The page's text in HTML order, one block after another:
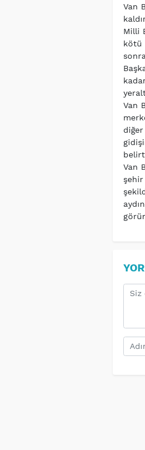
Van
Milli
kötü
Van
Van
şehir